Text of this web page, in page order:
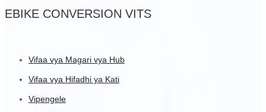
EBIKE CONVERSION VITS
Vifaa vya Magari vya Hub
Vifaa vya Hifadhi ya Kati
Vipengele